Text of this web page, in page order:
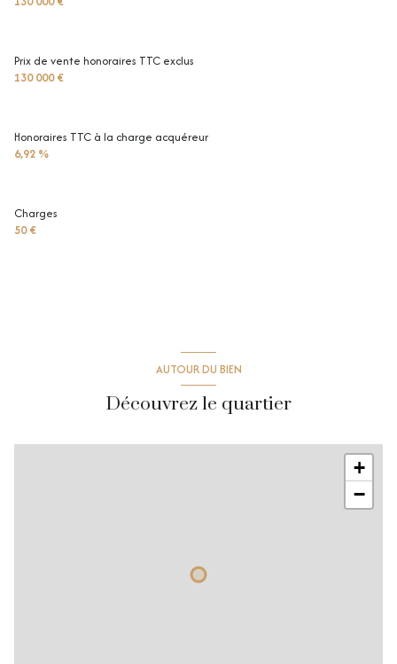
Prix de vente honoraires TTC exclus
130 000 €
Honoraires TTC à la charge acquéreur
6,92 %
Charges
50 €
AUTOUR DU BIEN
Découvrez le quartier
+
−